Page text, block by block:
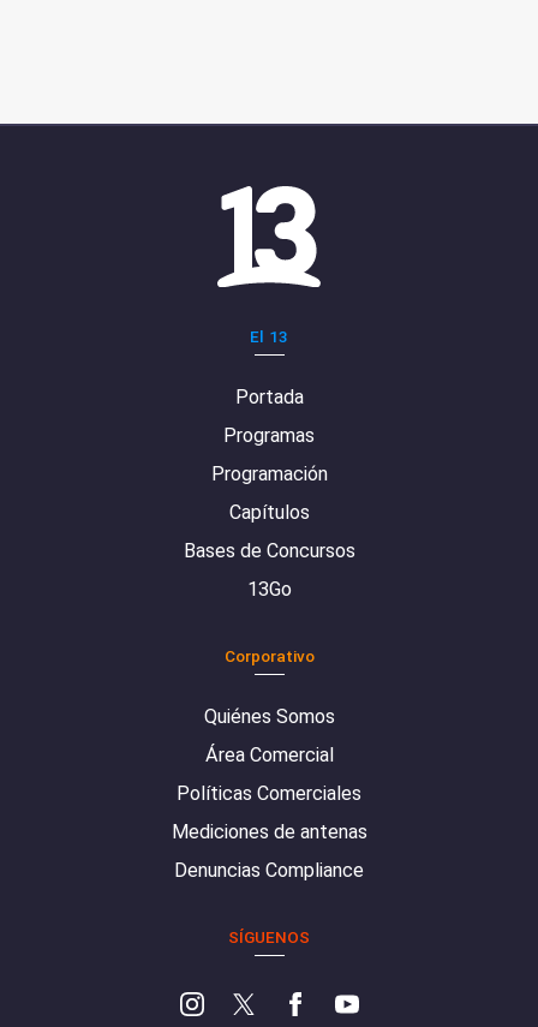
El 13
Portada
Programas
Programación
Capítulos
Bases de Concursos
13Go
Corporativo
Quiénes Somos
Área Comercial
Políticas Comerciales
Mediciones de antenas
Denuncias Compliance
SÍGUENOS